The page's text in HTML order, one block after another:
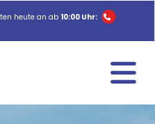
heute an ab 10:00 Uhr: